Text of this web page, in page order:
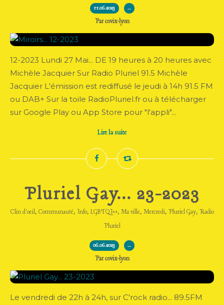
11.06.2023 …
Par covix-lyon
12-2023 Lundi 27 Mai... DE 19 heures à 20 heures avec
Michèle Jacquier Sur Radio Pluriel 91.5 Michèle
Jacquier L'émission est rediffusé le jeudi à 14h 91.5 FM
ou DAB+ Sur la toile RadioPluriel.fr ou à télécharger
sur Google Play ou App Store pour "l'appli"...
Lire la suite
Pluriel Gay... 23-2023
Clin d'oeil, Communauté, Info, LGBTQI++, Ma ville, Mercredi, Pluriel Gay, Radio
Pluriel
06.06.2023 …
Par covix-lyon
Le vendredi de 22h à 24h, sur C'rock radio... 89.5FM